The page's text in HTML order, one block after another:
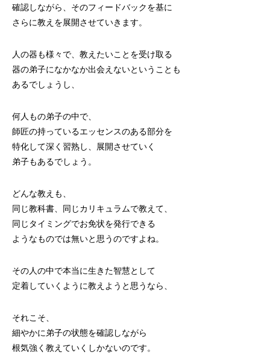
確認しながら、そのフィードバックを基に
さらに教えを展開させていきます。
人の器も様々で、教えたいことを受け取る
器の弟子になかなか出会えないということも
あるでしょうし、
何人もの弟子の中で、
師匠の持っているエッセンスのある部分を
特化して深く習熟し、展開させていく
弟子もあるでしょう。
どんな教えも、
同じ教科書、同じカリキュラムで教えて、
同じタイミングでお免状を発行できる
ようなものでは無いと思うのですよね。
その人の中で本当に生きた智慧として
定着していくように教えようと思うなら、
それこそ、
細やかに弟子の状態を確認しながら
根気強く教えていくしかないのです。